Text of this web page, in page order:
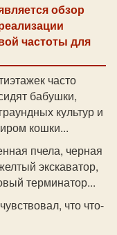
обзор
частоты для
часто
бабушки,
культур и
кошки...
пчела, черная
экскаватор,
терминатор...
что что-